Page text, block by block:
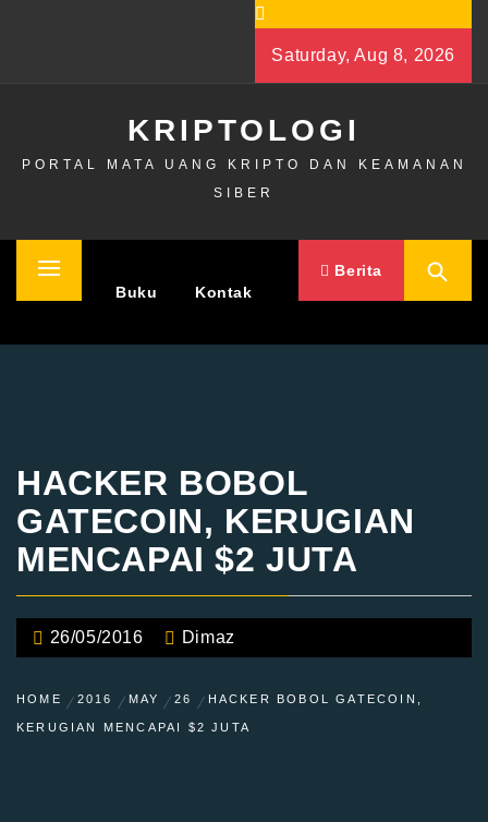
Saturday, Aug 8, 2026
KRIPTOLOGI
PORTAL MATA UANG KRIPTO DAN KEAMANAN
SIBER
Primary
Buku Kontak
Berita
HACKER BOBOL
GATECOIN, KERUGIAN
MENCAPAI $2 JUTA
26/05/2016 Dimaz
HOME 2016 MAY 26 HACKER BOBOL GATECOIN,
KERUGIAN MENCAPAI $2 JUTA